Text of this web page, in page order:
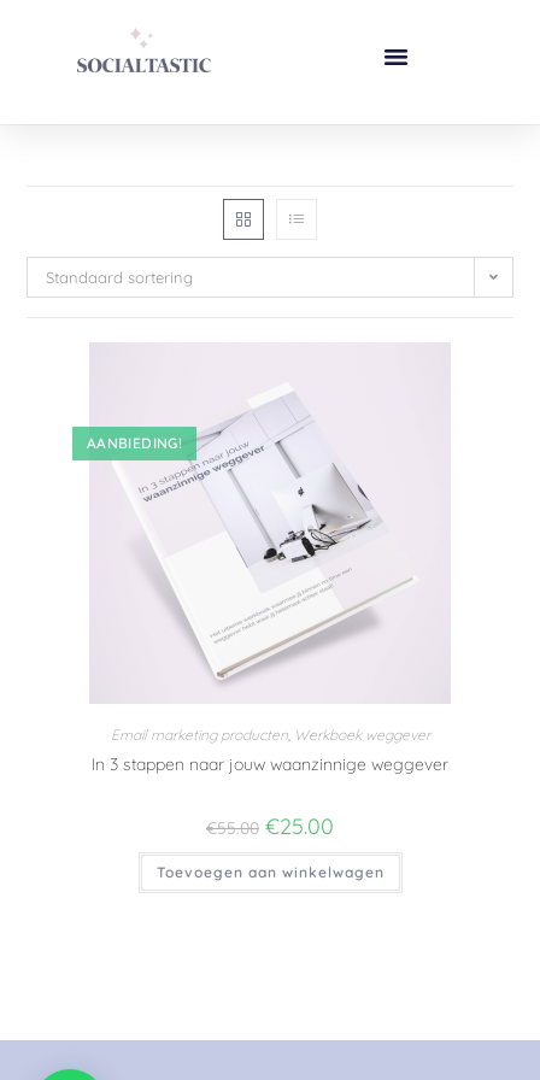
Standaard sortering
AANBIEDING!
Email marketing producten, Werkboek weggever
In 3 stappen naar jouw waanzinnige weggever
€55.00 €25.00
Toevoegen aan winkelwagen